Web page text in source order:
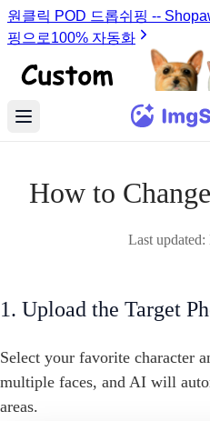
How to
Last updated:
1. Upload the Target
Select your favorite character
multiple faces, and AI will
areas.